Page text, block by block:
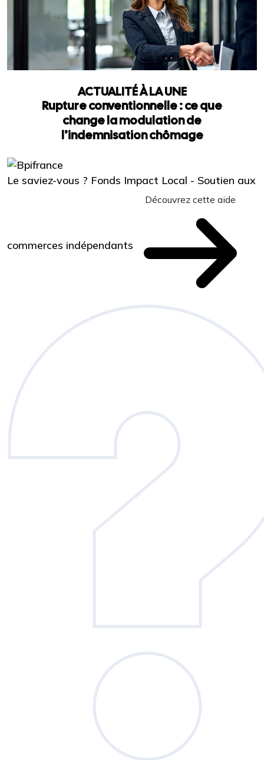
ACTUALITÉ À LA UNE
Rupture conventionnelle : ce que
change la modulation de
l’indemnisation chômage
Le saviez-vous ? Fonds Impact Local - Soutien aux
commerces indépendants
Découvrez cette aide